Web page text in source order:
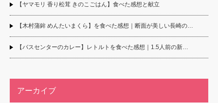
【ヤマモリ 香り松茸 きのこごはん】食べた感想と献立
【木村蒲鉾 めんたいまくら】を食べた感想｜断面が美しい長崎の…
【バスセンターのカレー】レトルトを食べた感想｜1.5人前の新…
アーカイブ